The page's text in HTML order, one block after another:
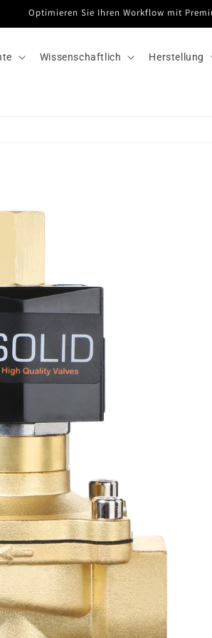
Optimieren Sie Ihren Workflow mit
Wissenschaftlich Herstellung